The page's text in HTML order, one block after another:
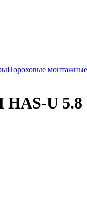
Пороховые
U 5.8